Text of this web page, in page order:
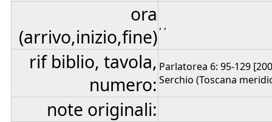
ora
(arrivo,inizio,fine), ,
rif biblio, tavola,
numero:
Parlatorea 6: 95-129
Serchio (Toscana
note originali: